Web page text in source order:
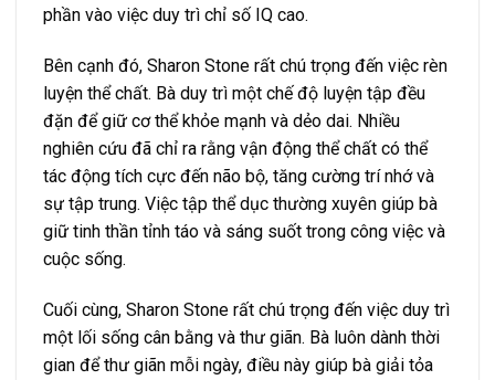
phần vào việc duy trì chỉ số IQ cao.
Bên cạnh đó, Sharon Stone rất chú trọng đến việc rèn
luyện thể chất. Bà duy trì một chế độ luyện tập đều
đặn để giữ cơ thể khỏe mạnh và dẻo dai. Nhiều
nghiên cứu đã chỉ ra rằng vận động thể chất có thể
tác động tích cực đến não bộ, tăng cường trí nhớ và
sự tập trung. Việc tập thể dục thường xuyên giúp bà
giữ tinh thần tỉnh táo và sáng suốt trong công việc và
cuộc sống.
Cuối cùng, Sharon Stone rất chú trọng đến việc duy trì
một lối sống cân bằng và thư giãn. Bà luôn dành thời
gian để thư giãn mỗi ngày, điều này giúp bà giải tỏa